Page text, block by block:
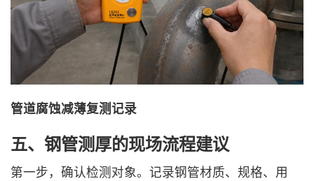
管道腐蚀减薄复测记录
五、钢管测厚的现场流程建议
第一步，确认检测对象。记录钢管材质、规格、用